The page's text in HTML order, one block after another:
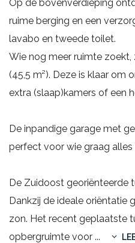
Op de bovenverdieping
ruime berging en een
lavabo en tweede toilet.
Wie nog meer ruimte
(45,5 m²). Deze is klaar
extra (slaap)kamers of een
De inpandige garage met
perfect voor wie graag
De Zuidoost georiënteerde
Dankzij de ideale oriëntatie
zon. Het recent geplaatste
opbergruimte voor ...